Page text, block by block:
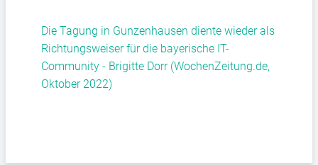
Die Tagung in Gunzenhausen diente wieder als
Richtungsweiser für die bayerische IT-
Community - Brigitte Dorr (WochenZeitung.de,
Oktober 2022)